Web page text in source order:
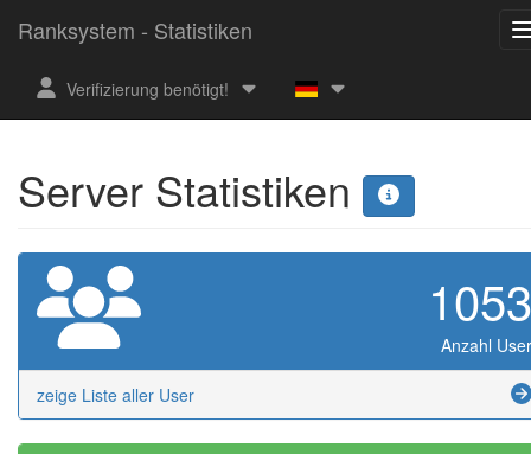
Ranksystem - Statistiken
Verifizierung benötigt!
Server Statistiken
1053
Anzahl User
zeige Liste aller User